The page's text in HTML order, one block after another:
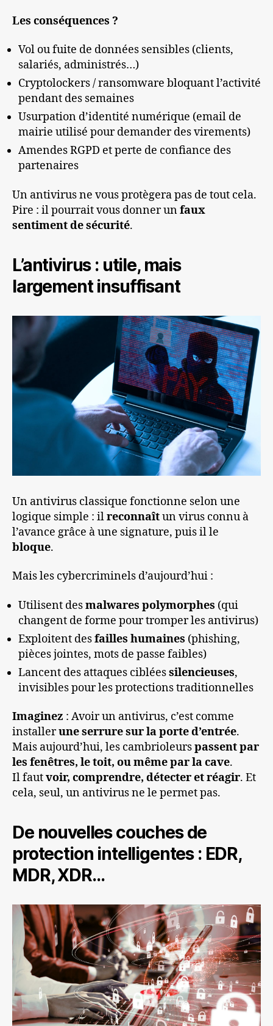
Les conséquences ?
Vol ou fuite de données sensibles (clients,
salariés, administrés…)
Cryptolockers / ransomware bloquant l’activité
pendant des semaines
Usurpation d’identité numérique (email de
mairie utilisé pour demander des virements)
Amendes RGPD et perte de confiance des
partenaires
Un antivirus ne vous protègera pas de tout cela.
Pire : il pourrait vous donner unfaux
sentiment de sécurité.
L’antivirus : utile, mais
largement insuffisant
Un antivirus classique fonctionne selon une
logique simple : ilreconnaîtun virus connu à
l’avance grâce à une signature, puis il le
bloque.
Mais les cybercriminels d’aujourd’hui :
Utilisent desmalwares polymorphes (qui
changent de forme pour tromper les antivirus)
Exploitent desfailles humaines (phishing,
pièces jointes, mots de passe faibles)
Lancent des attaques cibléessilencieuses,
invisibles pour les protections traditionnelles
Imaginez : Avoir un antivirus, c’est comme
installerune serrure sur la porte d’entrée.
Mais aujourd’hui, les cambrioleurspassent par
les fenêtres, le toit, ou même par la cave.
Il fautvoir, comprendre, détecter et réagir. Et
cela, seul, un antivirus ne le permet pas.
De nouvelles couches de
protection intelligentes : EDR,
MDR, XDR…